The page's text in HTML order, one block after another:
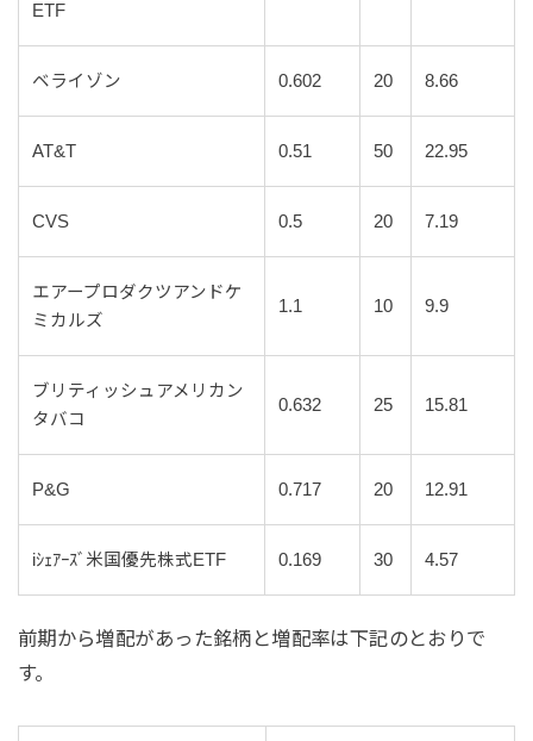
ETF
ベライゾン 0.602 20 8.66
AT&T 0.51 50 22.95
CVS 0.5 20 7.19
エアープロダクツアンドケ
ミカルズ
1.1 10 9.9
ブリティッシュアメリカン
タバコ
0.632 25 15.81
P&G 0.717 20 12.91
iｼｪｱｰｽﾞ米国優先株式ETF 0.169 30 4.57
前期から増配があった銘柄と増配率は下記のとおりで
す。